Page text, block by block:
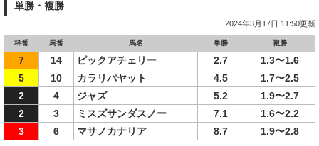
単勝・複勝
2024年3月17日 11:50更新
枠番 馬番 馬名 単勝 複勝
7 14 ピックアチェリー 2.7
1.3〜1.6
5
10 カラリパヤット 4.5
1.7〜2.5
2
4 ジャズ 5.2
1.9〜2.7
2
3 ミスズサンダスノー 7.1
1.6〜2.2
3
6 マサノカナリア 8.7
1.9〜2.8